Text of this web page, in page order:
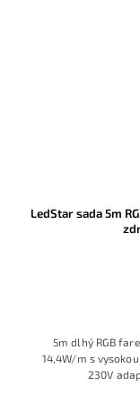
LedStar sada 5m
5m dlhý RGB
14,4W/m s
230V